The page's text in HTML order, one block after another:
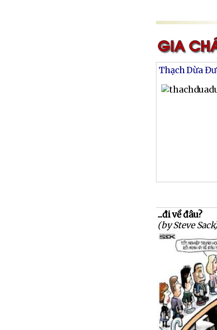
Thạch Dừa
...đi về đâu?
(by Steve